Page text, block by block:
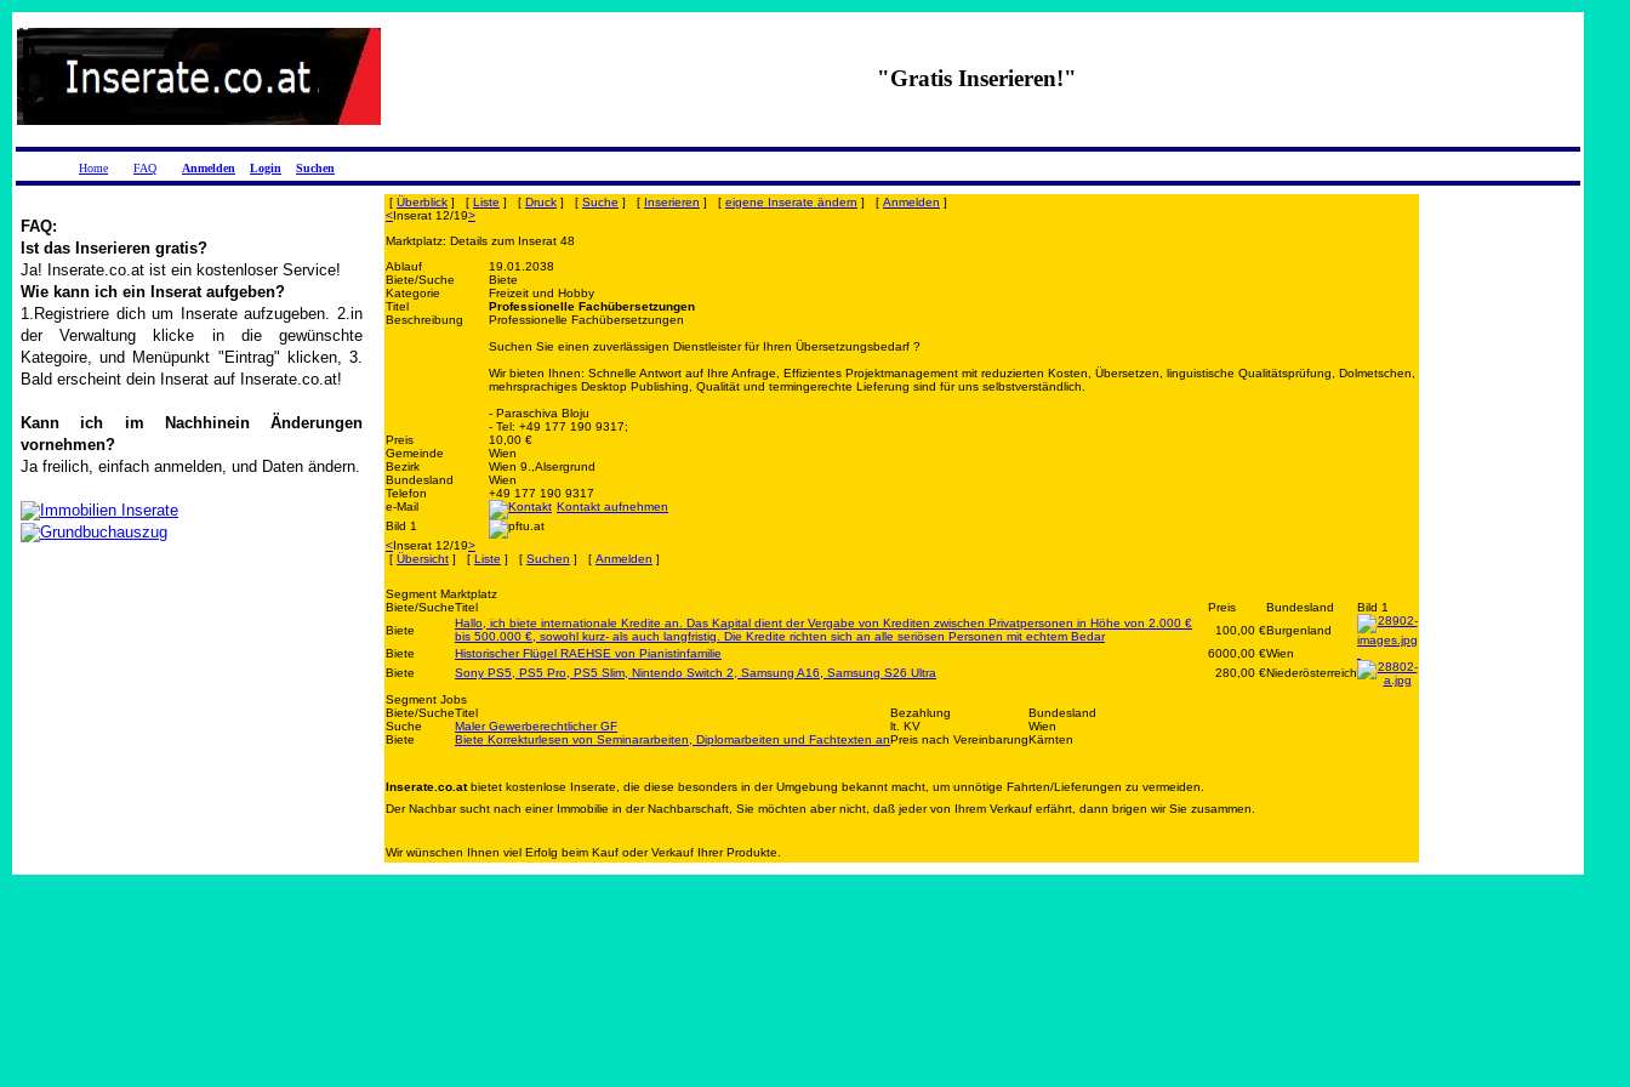
"Gratis Inserieren!"
Home FAQ Anmelden Login Suchen
FAQ:
Ist das Inserieren gratis?
Ja! Inserate.co.at ist ein kostenloser Service!
Wie kann ich ein Inserat aufgeben?
1.Registriere dich um Inserate aufzugeben. 2.in
der Verwaltung klicke in die gewünschte
Kategoire, und Menüpunkt "Eintrag" klicken, 3.
Bald erscheint dein Inserat auf Inserate.co.at!
Kann ich im Nachhinein Änderungen
vornehmen?
Ja freilich, einfach anmelden, und Daten ändern.
[ Überblick ] [ Liste ] [ Druck ] [ Suche ] [ Inserieren ] [ eigene Inserate ändern ] [ Anmelden ]
<Inserat 12/19>
Marktplatz: Details zum Inserat 48
Ablauf
19.01.2038
Biete/Suche
Biete
Kategorie
Freizeit und Hobby
Titel
Professionelle Fachübersetzungen
Beschreibung
Professionelle Fachübersetzungen
Suchen Sie einen zuverlässigen Dienstleister für Ihren Übersetzungsbedarf ?
Wir bieten Ihnen: Schnelle Antwort auf Ihre Anfrage, Effizientes Projektmanagement mit reduzierten Kosten, Übersetzen, linguistische Qualitätsprüfung, Dolmetschen,
mehrsprachiges Desktop Publishing, Qualität und termingerechte Lieferung sind für uns selbstverständlich.
- Paraschiva Bloju
- Tel: +49 177 190 9317;
Preis
10,00 €
Gemeinde
Wien
Bezirk
Wien 9.,Alsergrund
Bundesland
Wien
Telefon
+49 177 190 9317
e-Mail
Kontakt aufnehmen
Bild 1
<Inserat 12/19>
[ Übersicht ] [ Liste ] [ Suchen ] [ Anmelden ]
Segment Marktplatz
Biete/SucheTitel Preis Bundesland
Bild 1
Biete
Hallo, ich biete internationale Kredite an. Das Kapital dient der Vergabe von Krediten zwischen Privatpersonen in Höhe von 2.000 €
bis 500.000 €, sowohl kurz- als auch langfristig. Die Kredite richten sich an alle seriösen Personen mit echtem Bedar
100,00 €Burgenland
Biete
Historischer Flügel RAEHSE von Pianistinfamilie 6000,00 €Wien
Biete
Sony PS5, PS5 Pro, PS5 Slim, Nintendo Switch 2, Samsung A16, Samsung S26 Ultra 280,00 €Niederösterreich
Segment Jobs
Biete/SucheTitel Bezahlung
Bundesland
Suche
Maler Gewerberechtlicher GF lt. KV
Wien
Biete
Biete Korrekturlesen von Seminararbeiten, Diplomarbeiten und Fachtexten anPreis nach VereinbarungKärnten
Inserate.co.atbietet kostenlose Inserate, die diese besonders in der Umgebung bekannt macht, um unnötige Fahrten/Lieferungen zu vermeiden.
Der Nachbar sucht nach einer Immobilie in der Nachbarschaft, Sie möchten aber nicht, daß jeder von Ihrem Verkauf erfährt, dann brigen wir Sie zusammen.
Wir wünschen Ihnen viel Erfolg beim Kauf oder Verkauf Ihrer Produkte.